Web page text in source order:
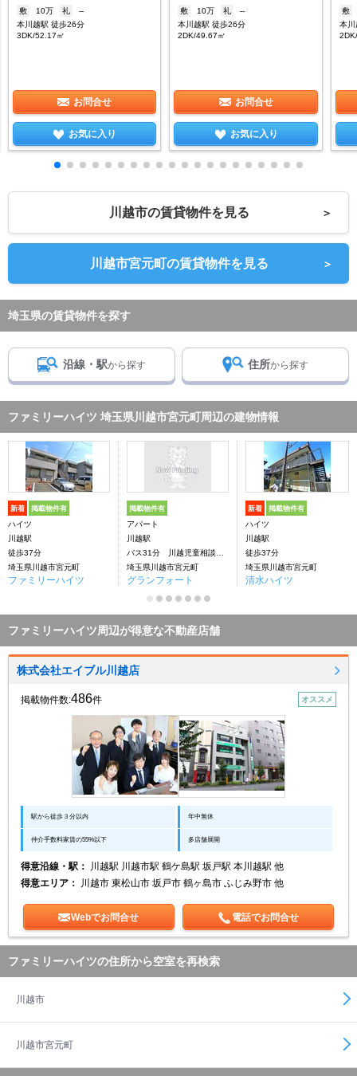
敷 10万 礼
--
本川越駅 徒歩26分
3DK/52.17㎡
お問合せ
お気に入り
敷 10万 礼
--
本川越駅 徒歩26分
2DK/49.67㎡
お問合せ
お気に入り
敷
本
川越市の賃貸物件を見る ＞
川越市宮元町の賃貸物件を見る ＞
埼玉県の賃貸物件を探す
沿線・駅から探す 住所から探す
ファミリーハイツ 埼玉県川越市宮元町周辺の建物情報
新着 掲載物件有
ハイツ
川越駅
徒歩37分
埼玉県川越市宮元町
ファミリーハイツ
掲載物件有
アパート
川越駅
バス31分 川越児童相談所下車：停歩2分
埼玉県川越市宮元町
グランフォート
新着 掲載物件有
ハイツ
川越駅
徒歩37分
埼玉県川越市宮元町
清水ハイツ
ファミリーハイツ周辺が得意な不動産店舗
株式会社エイブル川越店
掲載物件数:486件 オススメ
駅から徒歩３分以内 年中無休
仲介手数料家賃の55%以下 多店舗展開
得意沿線・駅：
川越駅 川越市駅 鶴ケ島駅 坂戸駅 本川越駅 他
得意エリア：
川越市 東松山市 坂戸市 鶴ヶ島市 ふじみ野市 他
Webでお問合せ 電話でお問合せ
ファミリーハイツの住所から空室を再検索
川越市
川越市宮元町